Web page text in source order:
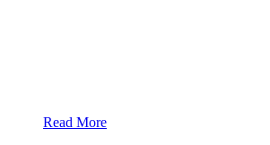
Read More